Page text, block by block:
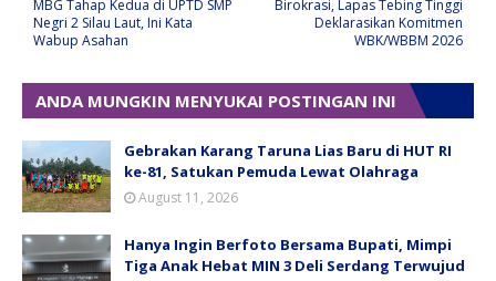
Birokrasi, Lapas Tebing Tinggi
Deklarasikan Komitmen
WBK/WBBM 2026
MBG Tahap Kedua di UPTD SMP
Negri 2 Silau Laut, Ini Kata
Wabup Asahan
ANDA MUNGKIN MENYUKAI POSTINGAN INI
Gebrakan Karang Taruna Lias Baru di HUT RI
ke-81, Satukan Pemuda Lewat Olahraga
August 11, 2026
Hanya Ingin Berfoto Bersama Bupati, Mimpi
Tiga Anak Hebat MIN 3 Deli Serdang Terwujud